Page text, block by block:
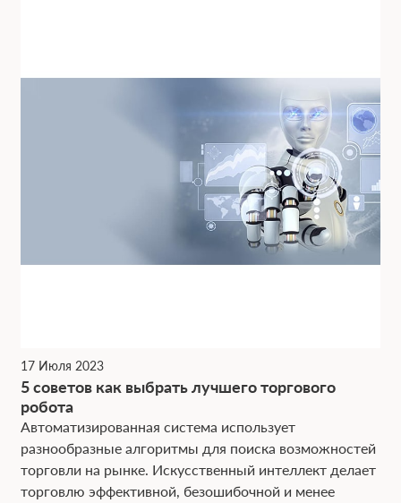
17 Июля 2023
5 советов как выбрать лучшего торгового
робота
Автоматизированная система использует
разнообразные алгоритмы для поиска возможностей
торговли на рынке. Искусственный интеллект делает
торговлю эффективной, безошибочной и менее